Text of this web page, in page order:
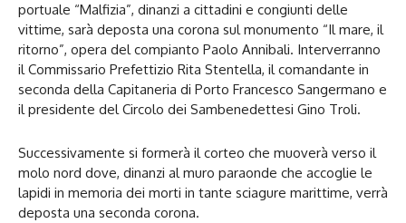
portuale “Malfizia”, dinanzi a cittadini e congiunti delle
vittime, sarà deposta una corona sul monumento “Il mare, il
ritorno”, opera del compianto Paolo Annibali. Interverranno
il Commissario Prefettizio Rita Stentella, il comandante in
seconda della Capitaneria di Porto Francesco Sangermano e
il presidente del Circolo dei Sambenedettesi Gino Troli.
Successivamente si formerà il corteo che muoverà verso il
molo nord dove, dinanzi al muro paraonde che accoglie le
lapidi in memoria dei morti in tante sciagure marittime, verrà
deposta una seconda corona.